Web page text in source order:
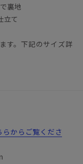
裏地
立て
す。下記のサイズ詳
からご覧くださ